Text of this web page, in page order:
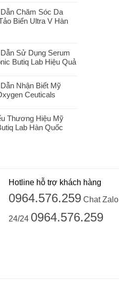
Chăm Sóc Da
Biển Ultra V Hàn
Sử Dụng Serum
Butiq Lab Hiệu Quả
Nhận Biết Mỹ
Ceuticals
Thương Hiệu Mỹ
Lab Hàn Quốc
Hotline hỗ trợ khách hàng
0964.576.259 Chat Zalo
24/24 0964.576.259